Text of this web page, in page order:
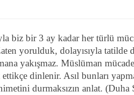
biz bir 3 ay kadar her türlü
yorulduk, dolayısıyla tatilde
yakışmaz. Müslüman
dinlenir. Asıl bunları
durmaksızın anlat. (Duha